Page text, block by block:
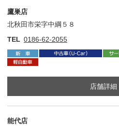
鷹巣店
北秋田市栄字中綱５８
TEL 0186-62-2055
店舗詳細
能代店